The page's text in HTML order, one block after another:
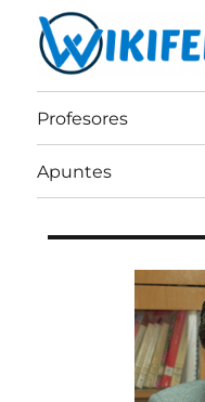
Wikifen
Profesores
Apuntes